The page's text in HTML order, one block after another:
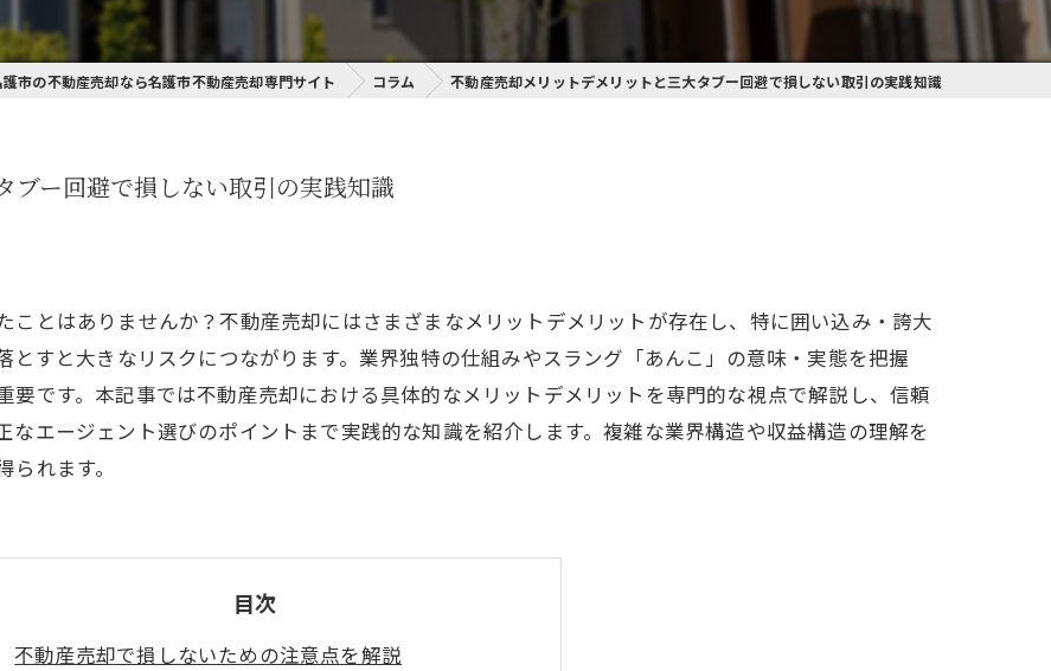
相続
護市の不動産売却なら名護市不動産売却専門サイト コラム 不動産売却メリットデメリットと三大タブー回避で損しない取引の実践知識
ブー回避で損しない取引の実践知識
とはありませんか？不動産売却にはさまざまなメリットデメリットが存在し、特に囲い込み・誇大
とすと大きなリスクにつながります。業界独特の仕組みやスラング「あんこ」の意味・実態を把握
要です。本記事では不動産売却における具体的なメリットデメリットを専門的な視点で解説し、信頼
エージェント選びのポイントまで実践的な知識を紹介します。複雑な業界構造や収益構造の理解を
れます。
目次
不動産売却で損しないための注意点を解説